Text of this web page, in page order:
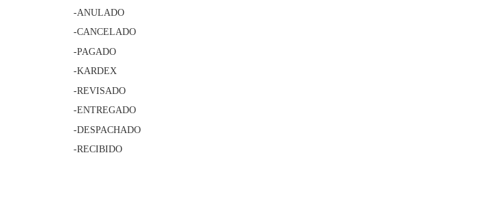
-ANULADO
-CANCELADO
-PAGADO
-KARDEX
-REVISADO
-ENTREGADO
-DESPACHADO
-RECIBIDO